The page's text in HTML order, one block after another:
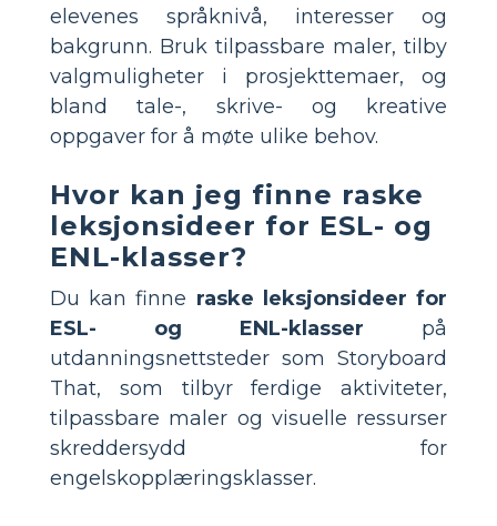
elevenes språknivå, interesser og
bakgrunn. Bruk tilpassbare maler, tilby
valgmuligheter i prosjekttemaer, og
bland tale-, skrive- og kreative
oppgaver for å møte ulike behov.
Hvor kan jeg finne raske
leksjonsideer for ESL- og
ENL-klasser?
Du kan finne raske leksjonsideer for
ESL- og ENL-klasser på
utdanningsnettsteder som Storyboard
That, som tilbyr ferdige aktiviteter,
tilpassbare maler og visuelle ressurser
skreddersydd for
engelskopplæringsklasser.